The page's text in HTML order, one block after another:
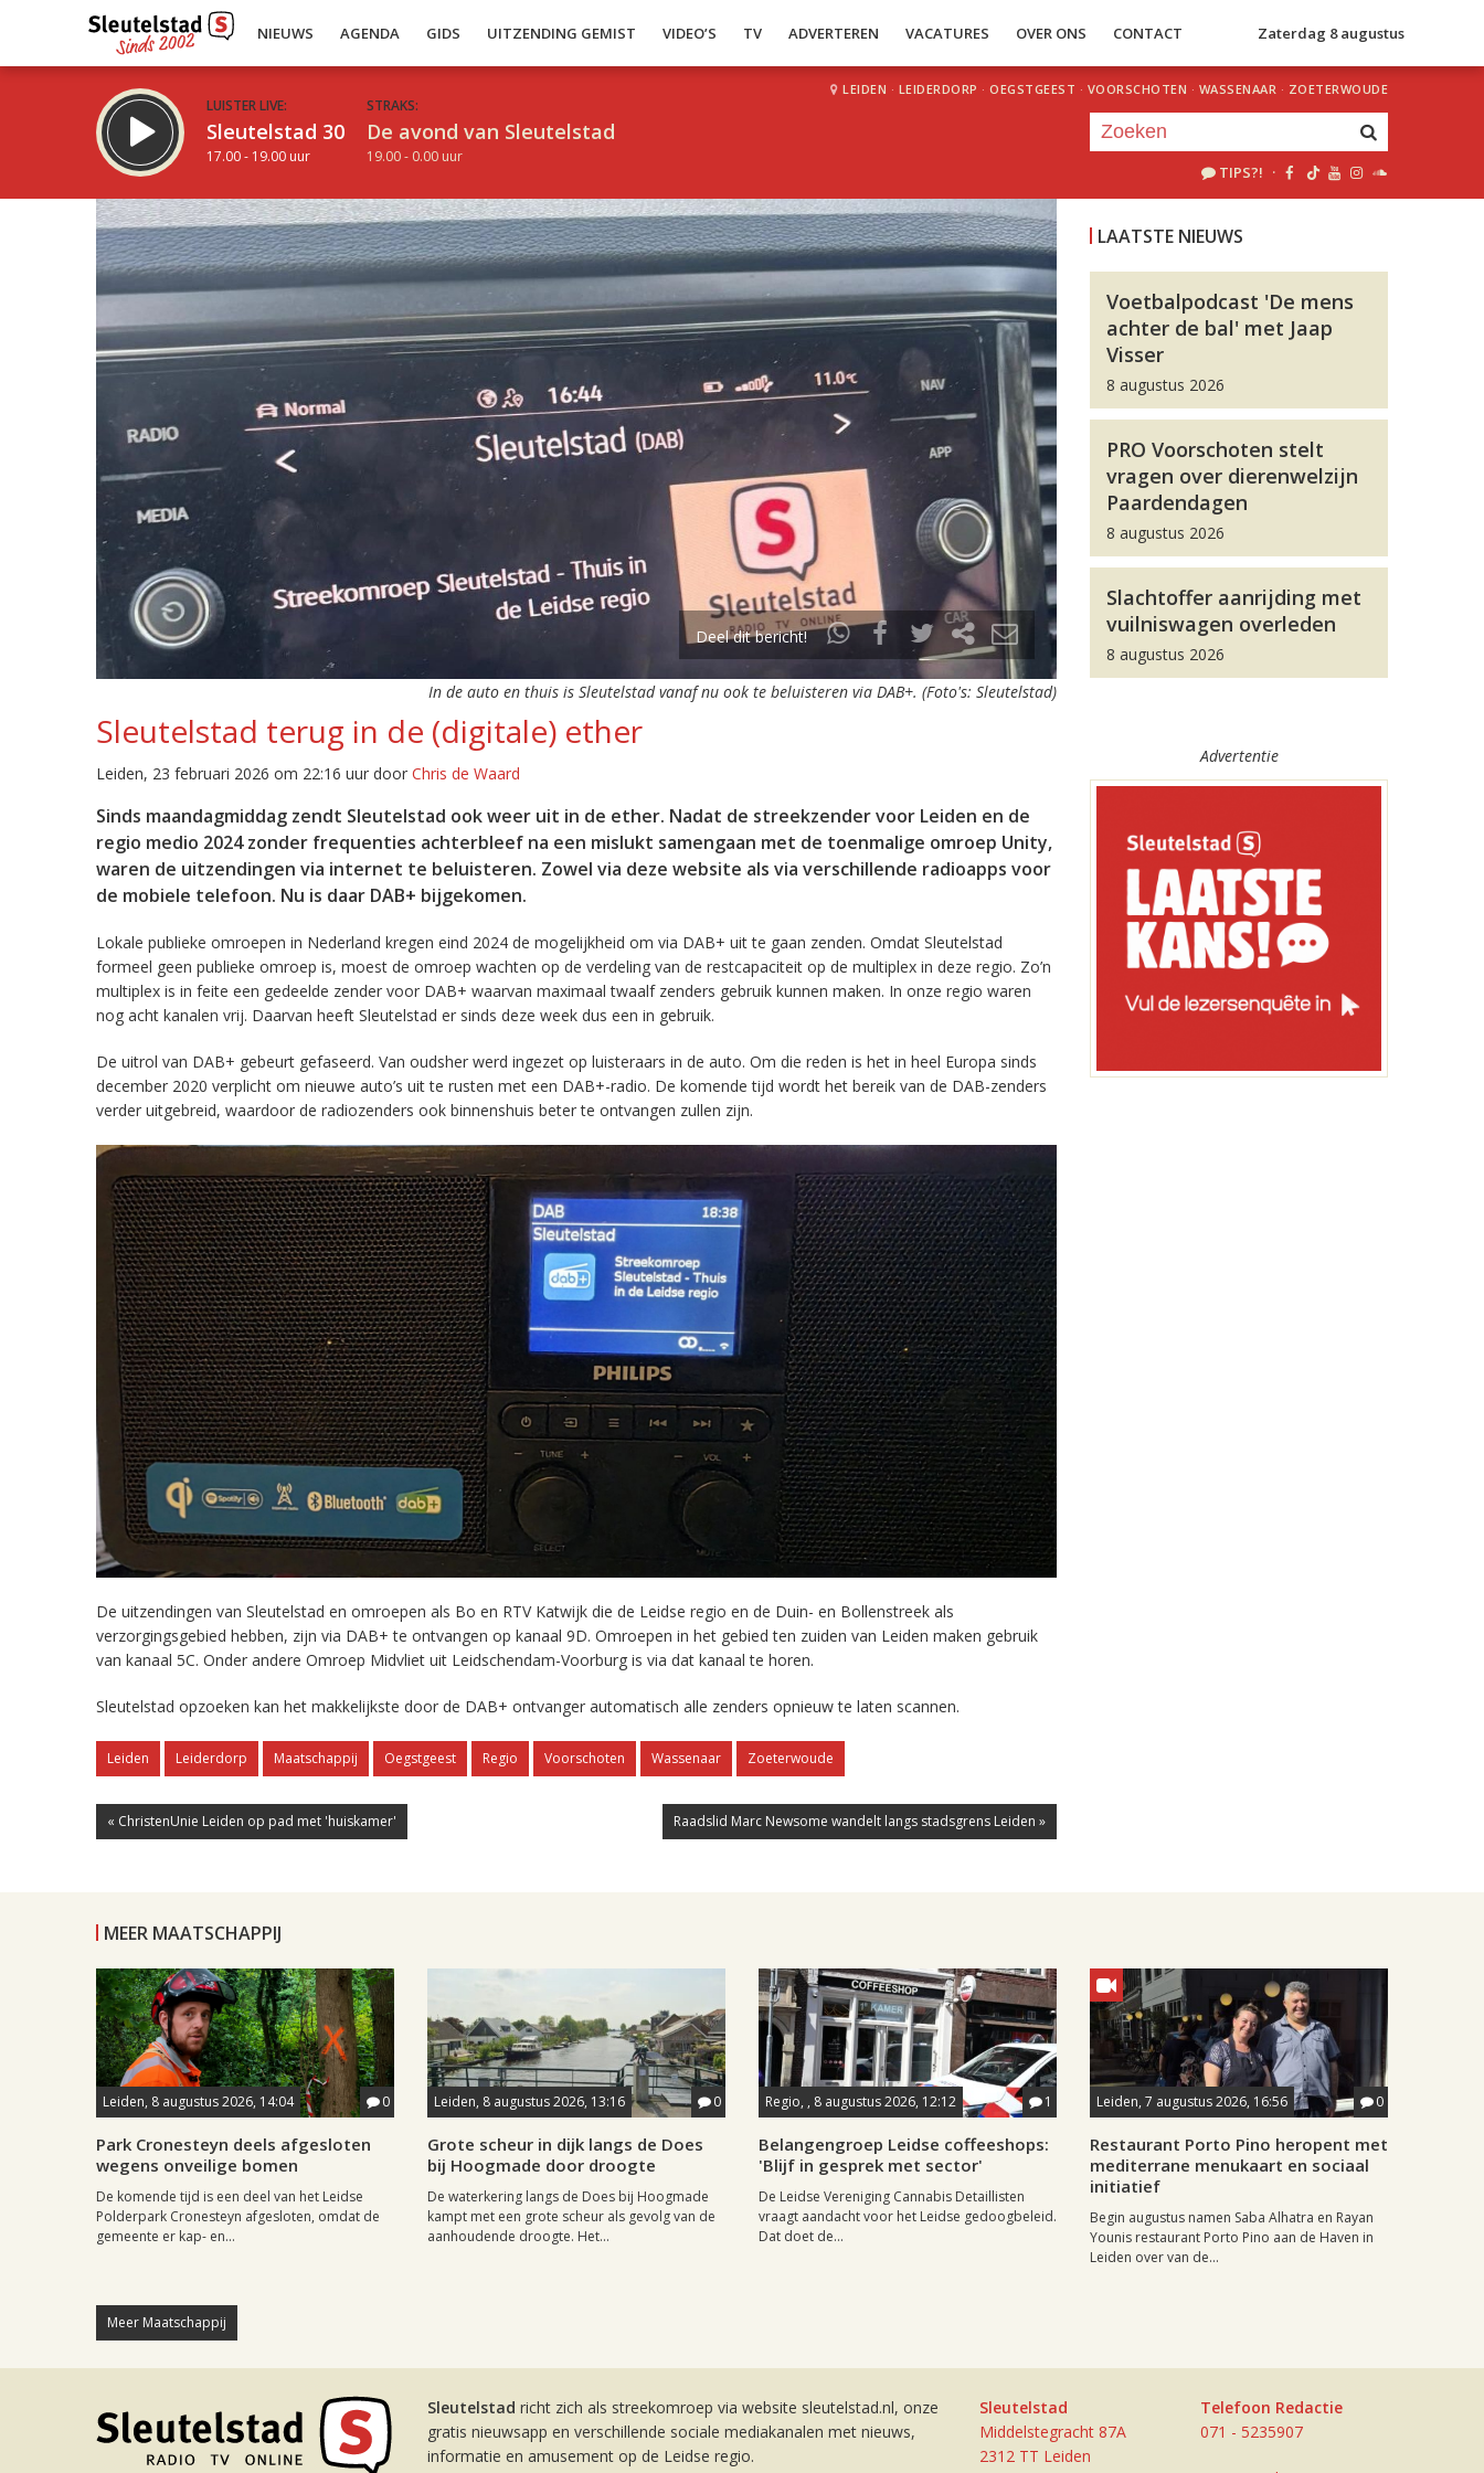
NIEUWS AGENDA GIDS UITZENDING GEMIST VIDEO’S TV ADVERTEREN VACATURES OVER ONS CONTACT Zaterdag 8 augustus
LUISTER LIVE:
Sleutelstad 30
17.00 - 19.00 uur
STRAKS:
De avond van Sleutelstad
19.00 - 0.00 uur
LEIDEN · LEIDERDORP · OEGSTGEEST · VOORSCHOTEN · WASSENAAR · ZOETERWOUDE
TIPS?! ·
Deel dit bericht!
In de auto en thuis is Sleutelstad vanaf nu ook te beluisteren via DAB+. (Foto's: Sleutelstad)
Sleutelstad terug in de (digitale) ether
Leiden, 23 februari 2026 om 22:16 uur door Chris de Waard
Sinds maandagmiddag zendt Sleutelstad ook weer uit in de ether. Nadat de streekzender voor Leiden en de
regio medio 2024 zonder frequenties achterbleef na een mislukt samengaan met de toenmalige omroep Unity,
waren de uitzendingen via internet te beluisteren. Zowel via deze website als via verschillende radioapps voor
de mobiele telefoon. Nu is daar DAB+ bijgekomen.
Lokale publieke omroepen in Nederland kregen eind 2024 de mogelijkheid om via DAB+ uit te gaan zenden. Omdat Sleutelstad
formeel geen publieke omroep is, moest de omroep wachten op de verdeling van de restcapaciteit op de multiplex in deze regio. Zo’n
multiplex is in feite een gedeelde zender voor DAB+ waarvan maximaal twaalf zenders gebruik kunnen maken. In onze regio waren
nog acht kanalen vrij. Daarvan heeft Sleutelstad er sinds deze week dus een in gebruik.
De uitrol van DAB+ gebeurt gefaseerd. Van oudsher werd ingezet op luisteraars in de auto. Om die reden is het in heel Europa sinds
december 2020 verplicht om nieuwe auto’s uit te rusten met een DAB+-radio. De komende tijd wordt het bereik van de DAB-zenders
verder uitgebreid, waardoor de radiozenders ook binnenshuis beter te ontvangen zullen zijn.
De uitzendingen van Sleutelstad en omroepen als Bo en RTV Katwijk die de Leidse regio en de Duin- en Bollenstreek als
verzorgingsgebied hebben, zijn via DAB+ te ontvangen op kanaal 9D. Omroepen in het gebied ten zuiden van Leiden maken gebruik
van kanaal 5C. Onder andere Omroep Midvliet uit Leidschendam-Voorburg is via dat kanaal te horen.
Sleutelstad opzoeken kan het makkelijkste door de DAB+ ontvanger automatisch alle zenders opnieuw te laten scannen.
Leiden Leiderdorp Maatschappij Oegstgeest Regio Voorschoten Wassenaar Zoeterwoude
« ChristenUnie Leiden op pad met 'huiskamer' Raadslid Marc Newsome wandelt langs stadsgrens Leiden »
LAATSTE NIEUWS
Voetbalpodcast 'De mens
achter de bal' met Jaap
Visser
8 augustus 2026
PRO Voorschoten stelt
vragen over dierenwelzijn
Paardendagen
8 augustus 2026
Slachtoffer aanrijding met
vuilniswagen overleden
8 augustus 2026
Advertentie
MEER MAATSCHAPPIJ
Leiden, 8 augustus 2026, 14:04 0
Park Cronesteyn deels afgesloten
wegens onveilige bomen
De komende tijd is een deel van het Leidse
Polderpark Cronesteyn afgesloten, omdat de
gemeente er kap- en...
Leiden, 8 augustus 2026, 13:16 0
Grote scheur in dijk langs de Does
bij Hoogmade door droogte
De waterkering langs de Does bij Hoogmade
kampt met een grote scheur als gevolg van de
aanhoudende droogte. Het...
Regio, , 8 augustus 2026, 12:12 1
Belangengroep Leidse coffeeshops:
'Blijf in gesprek met sector'
De Leidse Vereniging Cannabis Detaillisten
vraagt aandacht voor het Leidse gedoogbeleid.
Dat doet de...
Leiden, 7 augustus 2026, 16:56 0
Restaurant Porto Pino heropent met
mediterrane menukaart en sociaal
initiatief
Begin augustus namen Saba Alhatra en Rayan
Younis restaurant Porto Pino aan de Haven in
Leiden over van de...
Meer Maatschappij
Sleutelstad richt zich als streekomroep via website sleutelstad.nl, onze
gratis nieuwsapp en verschillende sociale mediakanalen met nieuws,
informatie en amusement op de Leidse regio.
Sleutelstad
Middelstegracht 87A
2312 TT Leiden
Telefoon Redactie
071 - 5235907